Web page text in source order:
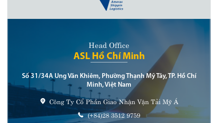
Head Office
ASL Hồ Chí Minh
Số 31/34A Ung Văn Khiêm, Phường Thạnh Mỹ Tây, TP. Hồ Chí
Minh, Việt Nam
Công Ty Cổ Phần Giao Nhận Vận Tải Mỹ Á
(+84)28 3512 9759